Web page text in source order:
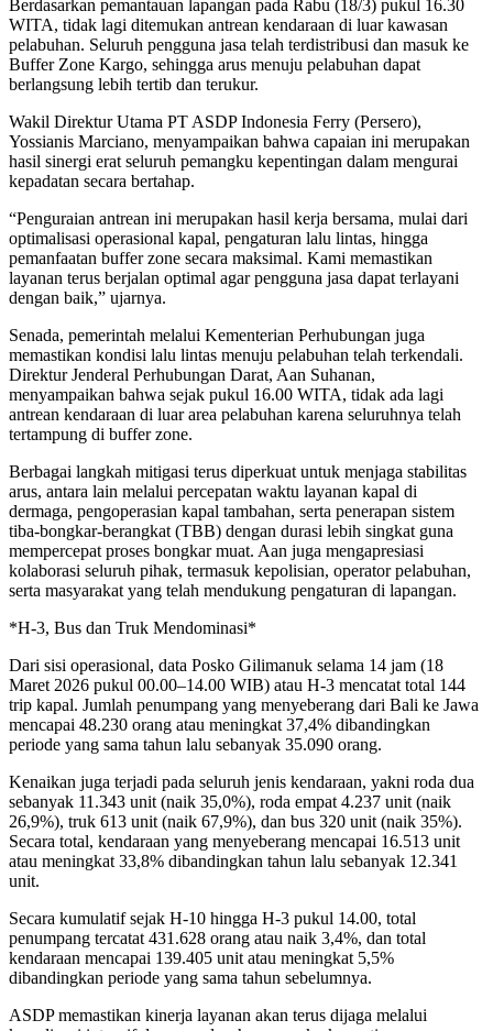
Berdasarkan pemantauan lapangan pada Rabu (18/3) pukul 16.30
WITA, tidak lagi ditemukan antrean kendaraan di luar kawasan
pelabuhan. Seluruh pengguna jasa telah terdistribusi dan masuk ke
Buffer Zone Kargo, sehingga arus menuju pelabuhan dapat
berlangsung lebih tertib dan terukur.
Wakil Direktur Utama PT ASDP Indonesia Ferry (Persero),
Yossianis Marciano, menyampaikan bahwa capaian ini merupakan
hasil sinergi erat seluruh pemangku kepentingan dalam mengurai
kepadatan secara bertahap.
“Penguraian antrean ini merupakan hasil kerja bersama, mulai dari
optimalisasi operasional kapal, pengaturan lalu lintas, hingga
pemanfaatan buffer zone secara maksimal. Kami memastikan
layanan terus berjalan optimal agar pengguna jasa dapat terlayani
dengan baik,” ujarnya.
Senada, pemerintah melalui Kementerian Perhubungan juga
memastikan kondisi lalu lintas menuju pelabuhan telah terkendali.
Direktur Jenderal Perhubungan Darat, Aan Suhanan,
menyampaikan bahwa sejak pukul 16.00 WITA, tidak ada lagi
antrean kendaraan di luar area pelabuhan karena seluruhnya telah
tertampung di buffer zone.
Berbagai langkah mitigasi terus diperkuat untuk menjaga stabilitas
arus, antara lain melalui percepatan waktu layanan kapal di
dermaga, pengoperasian kapal tambahan, serta penerapan sistem
tiba-bongkar-berangkat (TBB) dengan durasi lebih singkat guna
mempercepat proses bongkar muat. Aan juga mengapresiasi
kolaborasi seluruh pihak, termasuk kepolisian, operator pelabuhan,
serta masyarakat yang telah mendukung pengaturan di lapangan.
*H-3, Bus dan Truk Mendominasi*
Dari sisi operasional, data Posko Gilimanuk selama 14 jam (18
Maret 2026 pukul 00.00–14.00 WIB) atau H-3 mencatat total 144
trip kapal. Jumlah penumpang yang menyeberang dari Bali ke Jawa
mencapai 48.230 orang atau meningkat 37,4% dibandingkan
periode yang sama tahun lalu sebanyak 35.090 orang.
Kenaikan juga terjadi pada seluruh jenis kendaraan, yakni roda dua
sebanyak 11.343 unit (naik 35,0%), roda empat 4.237 unit (naik
26,9%), truk 613 unit (naik 67,9%), dan bus 320 unit (naik 35%).
Secara total, kendaraan yang menyeberang mencapai 16.513 unit
atau meningkat 33,8% dibandingkan tahun lalu sebanyak 12.341
unit.
Secara kumulatif sejak H-10 hingga H-3 pukul 14.00, total
penumpang tercatat 431.628 orang atau naik 3,4%, dan total
kendaraan mencapai 139.405 unit atau meningkat 5,5%
dibandingkan periode yang sama tahun sebelumnya.
ASDP memastikan kinerja layanan akan terus dijaga melalui